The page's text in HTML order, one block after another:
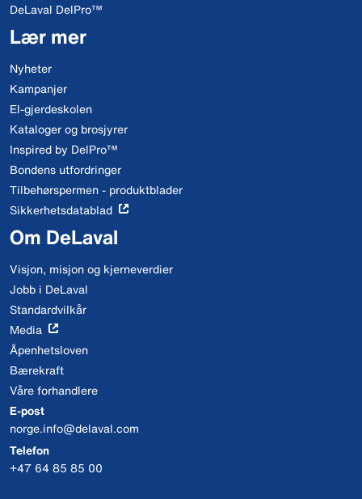
DeLaval DelPro™
Lær mer
Nyheter
Kampanjer
El-gjerdeskolen
Kataloger og brosjyrer
Inspired by DelPro™
Bondens utfordringer
Tilbehørspermen - produktblader
Sikkerhetsdatablad
Om DeLaval
Visjon, misjon og kjerneverdier
Jobb i DeLaval
Standardvilkår
Media
Åpenhetsloven
Bærekraft
Våre forhandlere
E-post
norge.info@delaval.com
Telefon
+47 64 85 85 00